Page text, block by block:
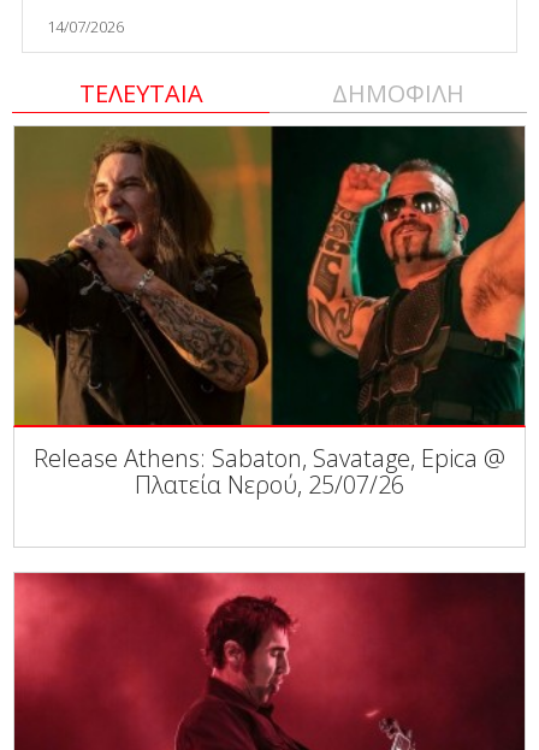
14/07/2026
ΤΕΛΕΥΤΑΙΑ ΔΗΜΟΦΙΛΗ
Release Athens: Sabaton, Savatage, Epica @
Πλατεία Νερού, 25/07/26